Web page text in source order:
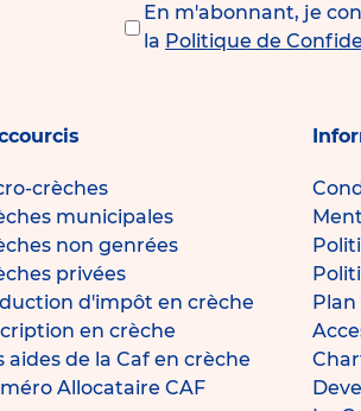
En m'abonnant, je
la Politique de
crèches
municipales
non genrées
privées
d'impôt en crèche
en crèche
aides de la Caf en crèche
Allocataire CAF